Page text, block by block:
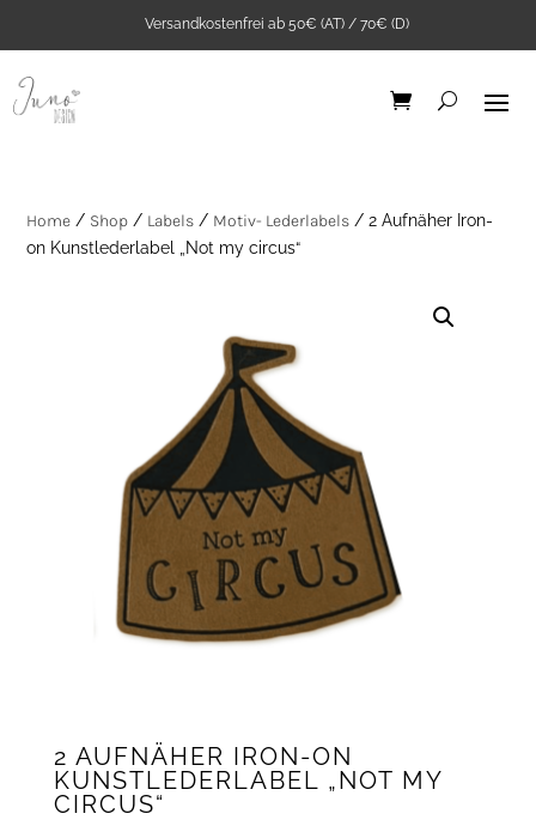
Versandkostenfrei ab 50€ (AT) / 70€ (D)
Home / Shop / Labels / Motiv- Lederlabels / 2 Aufnäher Iron-
on Kunstlederlabel „Not my circus“
2 AUFNÄHER IRON-ON
KUNSTLEDERLABEL „NOT MY
CIRCUS“